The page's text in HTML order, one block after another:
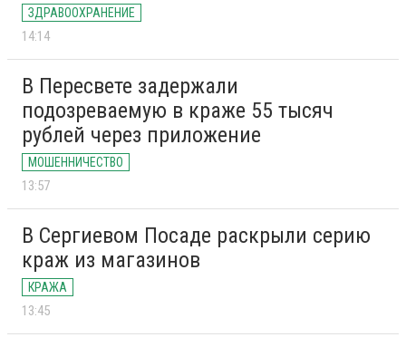
ЗДРАВООХРАНЕНИЕ
14:14
В Пересвете задержали
подозреваемую в краже 55 тысяч
рублей через приложение
МОШЕННИЧЕСТВО
13:57
В Сергиевом Посаде раскрыли серию
краж из магазинов
КРАЖА
13:45